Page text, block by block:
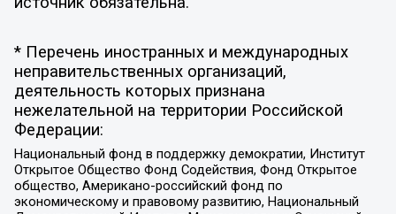
* Перечень иностранных и международных
неправительственных организаций,
деятельность которых признана
нежелательной на территории Российской
Федерации:
Национальный фонд в поддержку демократии, Институт
Открытое Общество Фонд Содействия, Фонд Открытое
общество, Американо-российский фонд по
экономическому и правовому развитию, Национальный